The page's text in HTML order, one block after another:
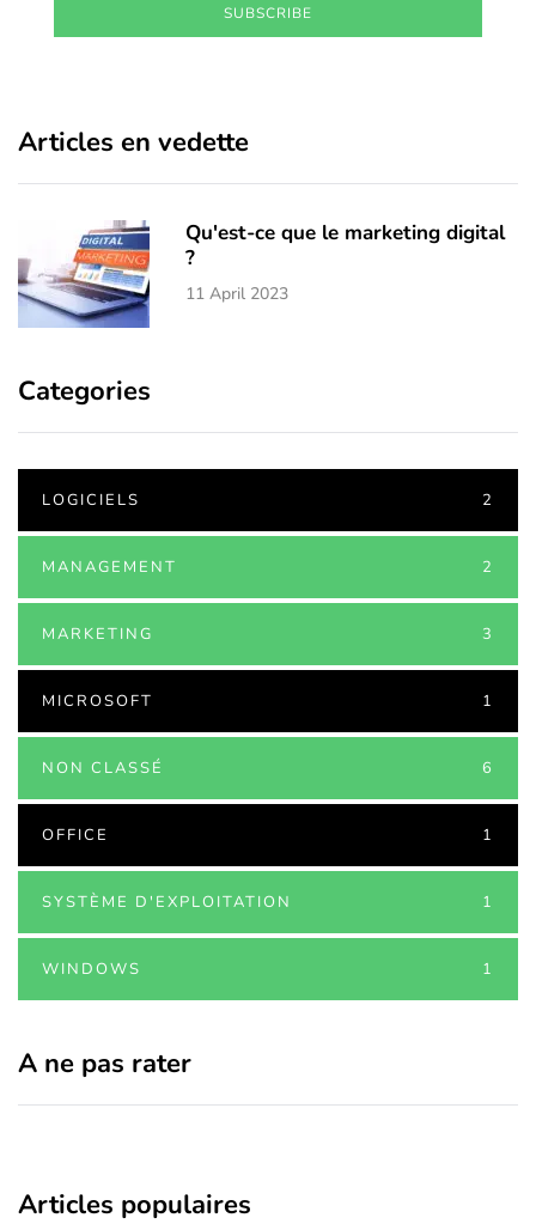
SUBSCRIBE
Articles en vedette
Qu'est-ce que le marketing digital
?
11 April 2023
Categories
LOGICIELS 2
MANAGEMENT 2
MARKETING 3
MICROSOFT 1
NON CLASSÉ 6
OFFICE 1
SYSTÈME D'EXPLOITATION 1
WINDOWS 1
A ne pas rater
Articles populaires